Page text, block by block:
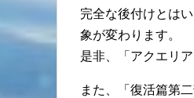
完全な後付けとは
象が変わります。
是非、「アクエリ
また、「復活篇第